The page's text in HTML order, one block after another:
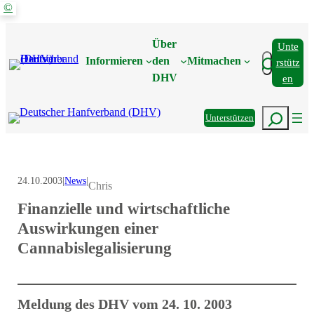
Zum
Informieren
Über
den
DHV
Mitmachen Suchen
Unte
Rstütz
En
UnterstützenSuchen
©
24.10.2003|News|Chris
Finanzielle und wirtschaftliche
Auswirkungen einer
Cannabislegalisierung
Meldung des DHV vom 24. 10. 2003